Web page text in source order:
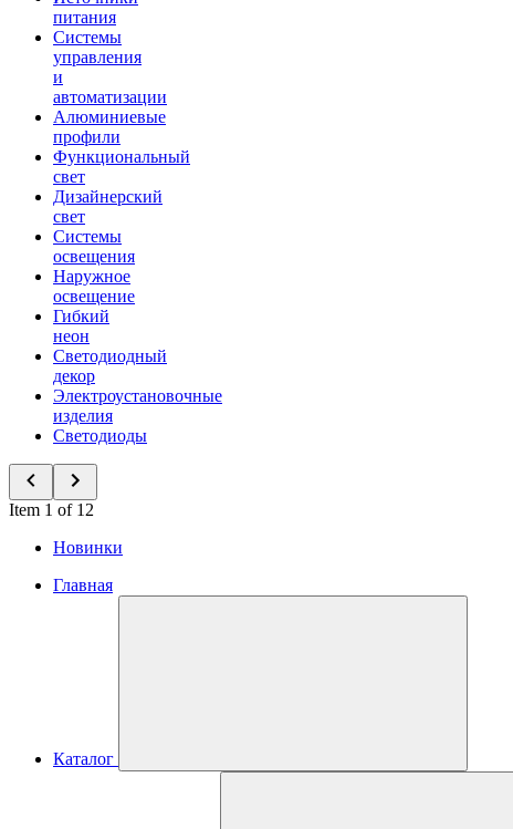
питания
Системы
управления
и
автоматизации
Алюминиевые
профили
Функциональный
свет
Дизайнерский
свет
Системы
освещения
Наружное
освещение
Гибкий
неон
Светодиодный
декор
Электроустановочные
изделия
Светодиоды
Item 1 of 12
Новинки
Главная
Каталог